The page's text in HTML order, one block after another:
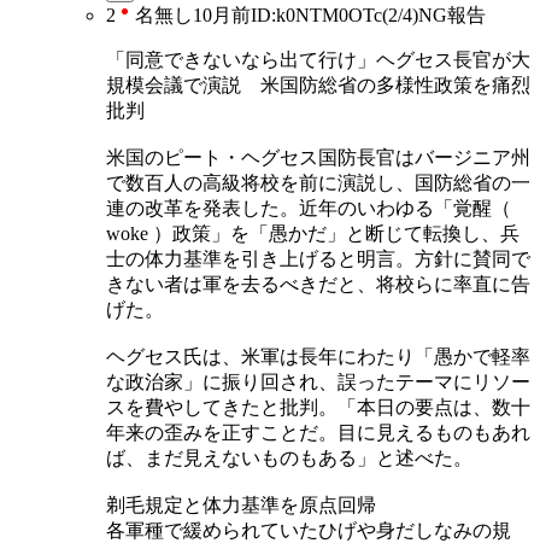
2 名無し10月前ID:k0NTM0OTc(2/4)NG報告
「同意できないなら出て行け」ヘグセス長官が大
規模会議で演説 米国防総省の多様性政策を痛烈
批判
米国のピート・ヘグセス国防長官はバージニア州
で数百人の高級将校を前に演説し、国防総省の一
連の改革を発表した。近年のいわゆる「覚醒（
woke ）政策」を「愚かだ」と断じて転換し、兵
士の体力基準を引き上げると明言。方針に賛同で
きない者は軍を去るべきだと、将校らに率直に告
げた。
ヘグセス氏は、米軍は長年にわたり「愚かで軽率
な政治家」に振り回され、誤ったテーマにリソー
スを費やしてきたと批判。「本日の要点は、数十
年来の歪みを正すことだ。目に見えるものもあれ
ば、まだ見えないものもある」と述べた。
剃毛規定と体力基準を原点回帰
各軍種で緩められていたひげや身だしなみの規